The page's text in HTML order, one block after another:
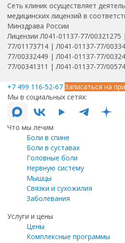
Сеть клиник осуществляет
медицинских лицензий в
Минздрава России
Лицензии Л041-01137-77/
77/01173714 | Л041-01137-77/
77/00332449 | Л041-01137-77/
77/00341311 | Л041-01137-77/
+7 499 116-52-67 Записаться на
Мы в социальных сетях:
Что мы лечим
Боли в спине
Боли в суставах
Головные боли
Нервную систему
Мышцы
Связки и сухожилия
Заболевания
Услуги и цены
Цены
Комплексные программы